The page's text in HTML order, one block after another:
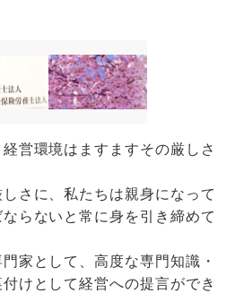
営環境はますますその厳しさ
さに、私たちは親身になって
らないと常に身を引き締めて
家として、高度な専門知識・
けとして経営への提言ができ